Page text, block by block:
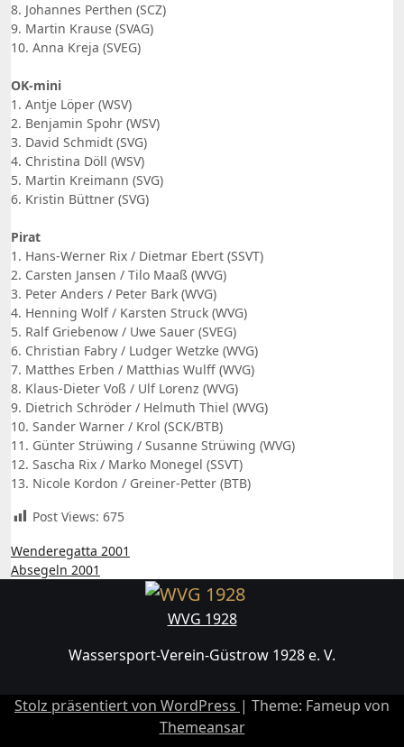
8. Johannes Perthen (SCZ)
9. Martin Krause (SVAG)
10. Anna Kreja (SVEG)
OK-mini
1. Antje Löper (WSV)
2. Benjamin Spohr (WSV)
3. David Schmidt (SVG)
4. Christina Döll (WSV)
5. Martin Kreimann (SVG)
6. Kristin Büttner (SVG)
Pirat
1. Hans-Werner Rix / Dietmar Ebert (SSVT)
2. Carsten Jansen / Tilo Maaß (WVG)
3. Peter Anders / Peter Bark (WVG)
4. Henning Wolf / Karsten Struck (WVG)
5. Ralf Griebenow / Uwe Sauer (SVEG)
6. Christian Fabry / Ludger Wetzke (WVG)
7. Matthes Erben / Matthias Wulff (WVG)
8. Klaus-Dieter Voß / Ulf Lorenz (WVG)
9. Dietrich Schröder / Helmuth Thiel (WVG)
10. Sander Warner / Krol (SCK/BTB)
11. Günter Strüwing / Susanne Strüwing (WVG)
12. Sascha Rix / Marko Monegel (SSVT)
13. Nicole Kordon / Greiner-Petter (BTB)
Post Views: 675
Beitragsnavigation
Wenderegatta 2001
Absegeln 2001
WVG 1928
Wassersport-Verein-Güstrow 1928 e. V.
Stolz präsentiert von WordPress | Theme: Fameup von
Themeansar